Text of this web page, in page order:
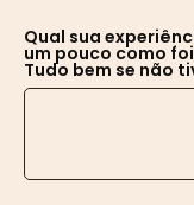
Qual sua
um pouco como
Tudo bem se não